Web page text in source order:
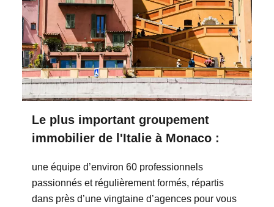
Le plus important groupement
immobilier de l'Italie à Monaco :
une équipe d’environ 60 professionnels
passionnés et régulièrement formés, répartis
dans près d’une vingtaine d’agences pour vous